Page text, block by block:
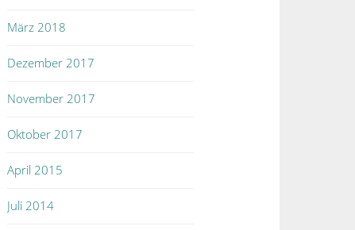
März 2018
Dezember 2017
November 2017
Oktober 2017
April 2015
Juli 2014